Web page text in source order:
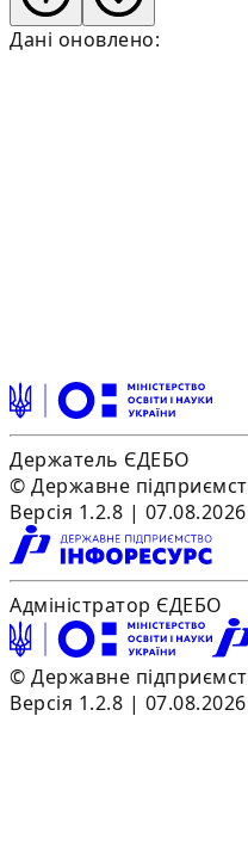
Дані оновлено:
Держатель ЄДЕБО
© Державне
Версія 1.2.8 | 07.08.2026
Адміністратор ЄДЕБО
© Державне
Версія 1.2.8 | 07.08.2026